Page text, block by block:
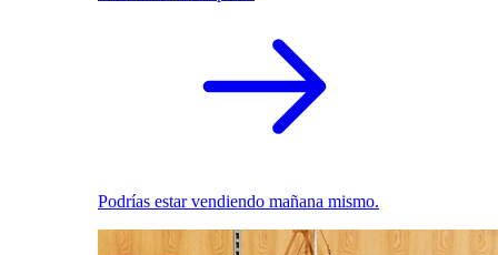
Podrías estar vendiendo mañana mismo.